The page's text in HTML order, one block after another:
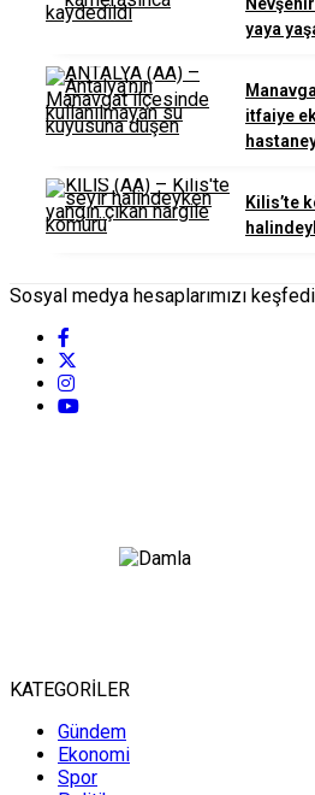
yaya
itfaiye
Kilis’te
Sosyal medya hesaplarımızı
KATEGORİLER
Gündem
Ekonomi
Spor